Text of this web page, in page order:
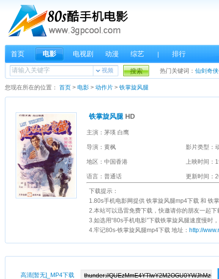
首页 电影 电视剧 动漫 综艺 排行
视频 搜索 热门关键词： 仙剑奇
您现在所在的位置： 首页 > 电影 > 动作片 > 铁掌旋风腿
铁掌旋风腿 HD
主演：茅瑛 白鹰
导演：黄枫 影片类型：
地区：中国香港 上映时间：
语言：普通话 更新时间：
下载提示：
1.80s手机电影网提供 铁掌旋风腿mp4下载 和 铁
2.本站可以迅雷免费下载，快邀请你的朋友一起
3.如选用“80s手机电影”下载铁掌旋风腿速度慢时
4.牢记80s-铁掌旋风腿mp4下载 地址： http://
高清[暂无]_MP4下载